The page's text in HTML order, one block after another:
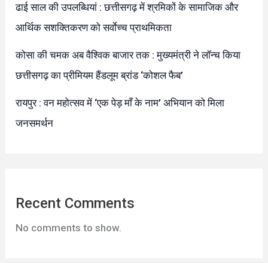
ढाई साल की उपलब्धियां : छत्तीसगढ़ में श्रमिकों के सामाजिक और
आर्थिक सशक्तिकरण को सर्वाेच्च प्राथमिकता
कोसा की चमक अब वैश्विक बाजार तक : मुख्यमंत्री ने लॉन्च किया
छत्तीसगढ़ का प्रीमियम हैंडलूम ब्रांड ‘कोशल फैब’
रायपुर : वन महोत्सव में ‘एक पेड़ माँ के नाम’ अभियान को मिला
जनसमर्थन
Recent Comments
No comments to show.